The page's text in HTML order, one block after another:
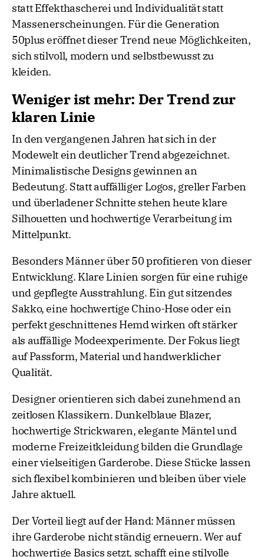
statt Effekthascherei und Individualität statt
Massenerscheinungen. Für die Generation
50plus eröffnet dieser Trend neue Möglichkeiten,
sich stilvoll, modern und selbstbewusst zu
kleiden.
Weniger ist mehr: Der Trend zur
klaren Linie
In den vergangenen Jahren hat sich in der
Modewelt ein deutlicher Trend abgezeichnet.
Minimalistische Designs gewinnen an
Bedeutung. Statt auffälliger Logos, greller Farben
und überladener Schnitte stehen heute klare
Silhouetten und hochwertige Verarbeitung im
Mittelpunkt.
Besonders Männer über 50 profitieren von dieser
Entwicklung. Klare Linien sorgen für eine ruhige
und gepflegte Ausstrahlung. Ein gut sitzendes
Sakko, eine hochwertige Chino-Hose oder ein
perfekt geschnittenes Hemd wirken oft stärker
als auffällige Modeexperimente. Der Fokus liegt
auf Passform, Material und handwerklicher
Qualität.
Designer orientieren sich dabei zunehmend an
zeitlosen Klassikern. Dunkelblaue Blazer,
hochwertige Strickwaren, elegante Mäntel und
moderne Freizeitkleidung bilden die Grundlage
einer vielseitigen Garderobe. Diese Stücke lassen
sich flexibel kombinieren und bleiben über viele
Jahre aktuell.
Der Vorteil liegt auf der Hand: Männer müssen
ihre Garderobe nicht ständig erneuern. Wer auf
hochwertige Basics setzt, schafft eine stilvolle